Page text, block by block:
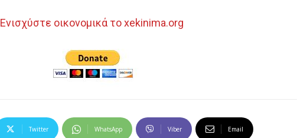
Ενισχύστε οικονομικά το xekinima.org
Twitter WhatsApp Viber Email